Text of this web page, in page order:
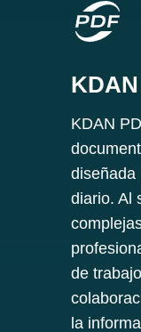
KDAN
diseñada
diario. Al
de
la